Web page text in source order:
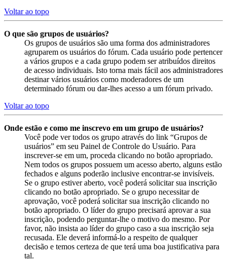
Voltar ao topo
O que são grupos de usuários?
Os grupos de usuários são uma forma dos administradores
agruparem os usuários do fórum. Cada usuário pode pertencer
a vários grupos e a cada grupo podem ser atribuídos direitos
de acesso individuais. Isto torna mais fácil aos administradores
destinar vários usuários como moderadores de um
determinado fórum ou dar-lhes acesso a um fórum privado.
Voltar ao topo
Onde estão e como me inscrevo em um grupo de usuários?
Você pode ver todos os grupo através do link “Grupos de
usuários” em seu Painel de Controle do Usuário. Para
inscrever-se em um, proceda clicando no botão apropriado.
Nem todos os grupos possuem um acesso aberto, alguns estão
fechados e alguns poderão inclusive encontrar-se invisíveis.
Se o grupo estiver aberto, você poderá solicitar sua inscrição
clicando no botão apropriado. Se o grupo necessitar de
aprovação, você poderá solicitar sua inscrição clicando no
botão apropriado. O líder do grupo precisará aprovar a sua
inscrição, podendo perguntar-lhe o motivo do mesmo. Por
favor, não insista ao líder do grupo caso a sua inscrição seja
recusada. Ele deverá informá-lo a respeito de qualquer
decisão e temos certeza de que terá uma boa justificativa para
tal.